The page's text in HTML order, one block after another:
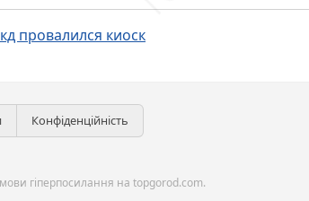
провалился киоск
Конфіденційність
гіперпосилання на topgorod.com.